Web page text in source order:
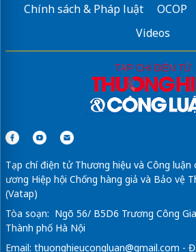
Tổng đài IP
InterContinental Hotels DANANG SUN
Chính sách & Pháp luật
OCOP
Videos
Tạp chí điện tử Thương hiệu và Công luận
ương Hiệp hội Chống hàng giả và Bảo vệ
(Vatap)
Tòa soạn: Ngõ 56/ B5D6 Trương Công
Thành phố Hà Nội
Email: thuonghieucongluan@gmail.com -